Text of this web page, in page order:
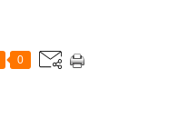
0